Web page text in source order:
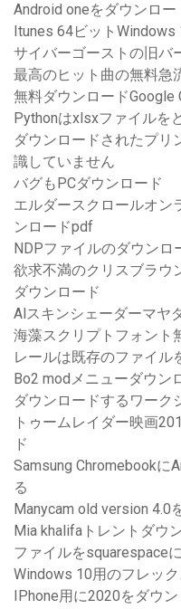
Android oneをダウンロー
Itunes 64ビット
サイバーゴーストの旧バ
最高のヒット曲の無料急
無料ダウンロードGoogle
Pythonはxlsxファイルを
ダウンロードされたプリ
識していません
バグもPCダウンロード
エルダースクロールオン
ンロードpdf
NDPファイルのダウンロ
欲求不満のクリスブラウ
ダウンロード
Alスキンシェーダーマヤ
海藻スクリプトフォント
レールは既存のファイル
Bo2 modメニューダウン
ダウンロードするワーク
トゥームレイダー映画
ド
Samsung Chromebookに
る
Manycam old version 4.0
Mia khalifaトレントダウ
ファイルをsquarespace
Windows 10用のフレッ
IPhone用に2020をダウ